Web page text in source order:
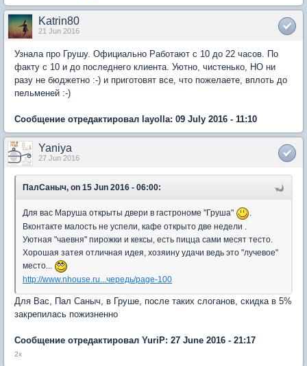
Katrin80
21 Jun 2016
Узнала про Грушу. Официально Работают с 10 до 22 часов. По
факту с 10 и до последнего клиента. Уютно, чистенько, НО ни
разу не бюджетно :-) и приготовят все, что пожелаете, вплоть до
пельменей :-)
Сообщение отредактировал layolla: 09 July 2016 - 11:10
Yaniya
27 Jun 2016
ПалСаныч, on 15 Jun 2016 - 06:00:
Для вас Маруша открыты двери в гастрономе "Груша"
.
Вконтакте малость не успели, кафе открыто две недели .
Уютная "чаевня" пирожки и кексы, есть пицца сами месят тесто.
Хорошая затея отличная идея, хозяину удачи ведь это "лучевое"
место...
http://www.nhouse.ru...чередь/page-100
Для Вас, Пал Саныч, в Груше, после таких слоганов, скидка в 5%
закрепилась пожизненно
Сообщение отредактировал YuriP: 27 June 2016 - 21:17
2х